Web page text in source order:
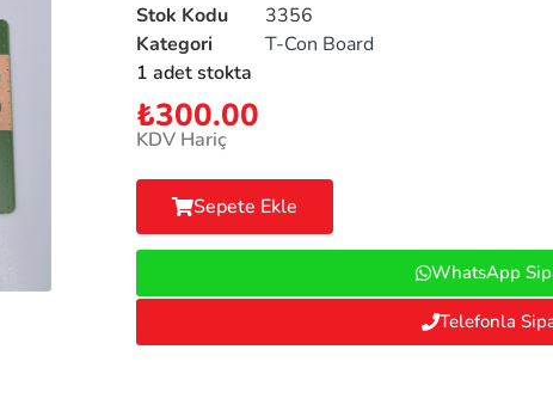
Stok Kodu
3356
Kategori
T-Con Board
1 adet stokta
₺300.00
KDV Hariç
Sepete Ekle
WhatsApp
Telefonla